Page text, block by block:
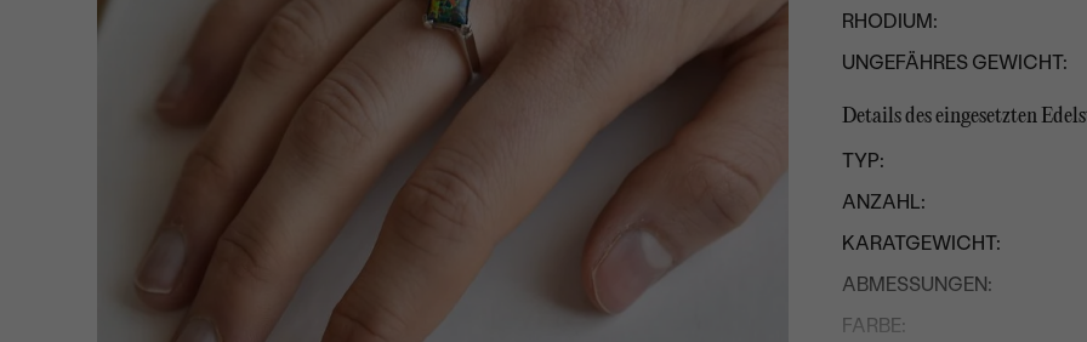
RHODIUM:
UNGEFÄHRES GEWICHT:
Details des eingesetzten
TYP:
ANZAHL:
KARATGEWICHT:
ABMESSUNGEN:
FARBE: